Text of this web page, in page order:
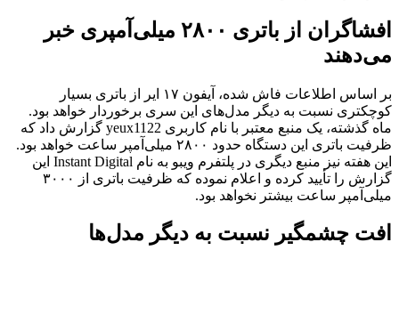
افشاگران از باتری ۲۸۰۰ میلی‌آمپری خبر
می‌دهند
بر اساس اطلاعات فاش شده، آیفون ۱۷ ایر از باتری بسیار
کوچکتری نسبت به دیگر مدل‌های این سری برخوردار خواهد بود.
ماه گذشته، یک منبع معتبر با نام کاربری yeux1122 گزارش داد که
ظرفیت باتری این دستگاه حدود ۲۸۰۰ میلی‌آمپر ساعت خواهد بود.
این هفته نیز منبع دیگری در پلتفرم ویبو به نام Instant Digital این
گزارش را تأیید کرده و اعلام نموده که ظرفیت باتری از ۳۰۰۰
میلی‌آمپر ساعت بیشتر نخواهد بود.
افت چشمگیر نسبت به دیگر مدل‌ها